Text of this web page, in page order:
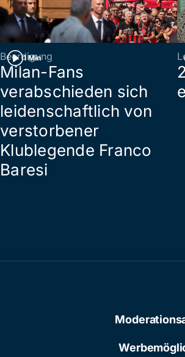
1 Min
Beerdigung
Milan-Fans
verabschieden sich
leidenschaftlich von
verstorbener
Klublegende Franco
Baresi